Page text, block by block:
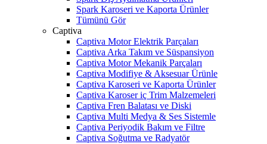
Spark Karoseri ve Kaporta Ürünler
Tümünü Gör
Captiva
Captiva Motor Elektrik Parçaları
Captiva Arka Takım ve Süspansiyon
Captiva Motor Mekanik Parçaları
Captiva Modifiye & Aksesuar Ürünle
Captiva Karoseri ve Kaporta Ürünler
Captiva Karoser iç Trim Malzemeleri
Captiva Fren Balatası ve Diski
Captiva Multi Medya & Ses Sistemle
Captiva Periyodik Bakım ve Filtre
Captiva Soğutma ve Radyatör